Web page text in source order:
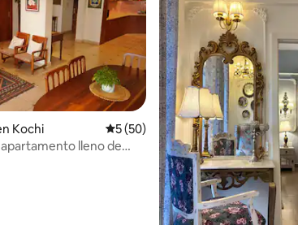
5, 16 reseñas
Kochi Calificación promedio: 5 de 5, 50
5 (50)
lleno de